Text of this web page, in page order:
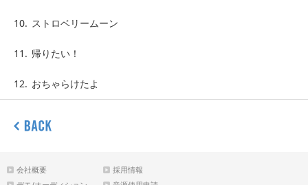
10. ストロベリームーン
11. 帰りたい！
12. おちゃらけたよ
会社概要
採用情報